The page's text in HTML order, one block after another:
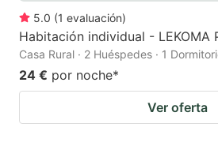
5.0 (1 evaluación)
Habitación individual - LEKOMA
Casa Rural · 2 Huéspedes · 1
24 € por noche*
Ver oferta